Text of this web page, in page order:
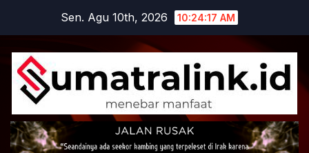
content
Sen. Agu 10th, 2026 10:24:17 AM